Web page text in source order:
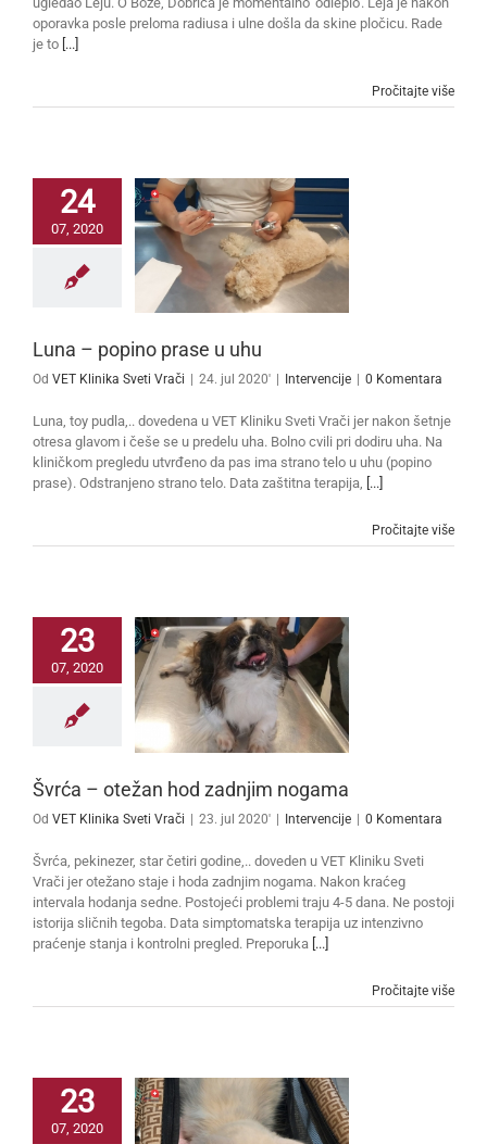
oporavka posle preloma radiusa i ulne došla da skine pločicu. Rade
je to [...]
Pročitajte više
24
07, 2020
Luna – popino prase u uhu
Od VET Klinika Sveti Vrači 24. jul 2020' Intervencije 0 Komentara
Luna, toy pudla,.. dovedena u VET Kliniku Sveti Vrači jer nakon šetnje
otresa glavom i češe se u predelu uha. Bolno cvili pri dodiru uha. Na
kliničkom pregledu utvrđeno da pas ima strano telo u uhu (popino
prase). Odstranjeno strano telo. Data zaštitna terapija, [...]
Pročitajte više
23
07, 2020
Švrća – otežan hod zadnjim nogama
Od VET Klinika Sveti Vrači | 23. jul 2020' | Intervencije | 0 Komentara
Švrća, pekinezer, star četiri godine,.. doveden u VET Kliniku Sveti
Vrači jer otežano staje i hoda zadnjim nogama. Nakon kraćeg
intervala hodanja sedne. Postojeći problemi traju 4-5 dana. Ne postoji
istorija sličnih tegoba. Data simptomatska terapija uz intenzivno
praćenje stanja i kontrolni pregled. Preporuka [...]
Pročitajte više
23
07, 2020